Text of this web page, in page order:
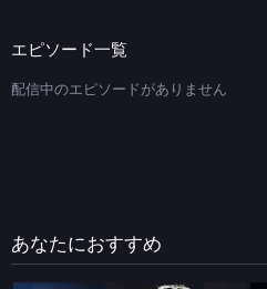
(C)MMJ／TBS
エピソード一覧
配信中のエピソードがありません
あなたにおすすめ